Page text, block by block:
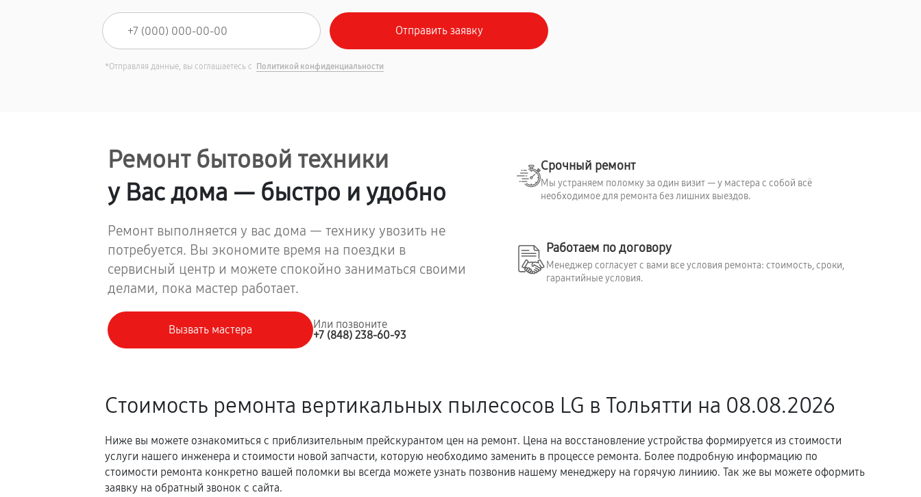
*Отправляя данные, вы соглашаетесь с Политикой конфиденциальности
Ремонт бытовой техники
у Вас дома — быстро и удобно
Ремонт выполняется у вас дома — технику увозить не
потребуется. Вы экономите время на поездки в
сервисный центр и можете спокойно заниматься своими
делами, пока мастер работает.
Вызвать мастера
Или позвоните
+7 (848) 238-60-93
Срочный ремонт
Мы устраняем поломку за один визит — у мастера с собой всё
необходимое для ремонта без лишних выездов.
Работаем по договору
Менеджер согласует с вами все условия ремонта: стоимость, сроки,
гарантийные условия.
Стоимость ремонта вертикальных пылесосов LG в Тольятти на 08.08.2026
Ниже вы можете ознакомиться с приблизительным прейскурантом цен на ремонт. Цена на восстановление устройства формируется из стоимости
услуги нашего инженера и стоимости новой запчасти, которую необходимо заменить в процессе ремонта. Более подробную информацию по
стоимости ремонта конкретно вашей поломки вы всегда можете узнать позвонив нашему менеджеру на горячую линиию. Так же вы можете оформить
заявку на обратный звонок с сайта.